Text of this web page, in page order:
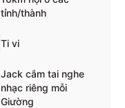
tỉnh/thành
Ti vi
Jack cắm tai nghe
nhạc riêng mỗi
Giường